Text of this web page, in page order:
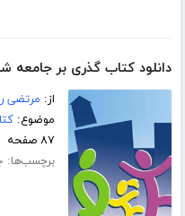
دانلود کتاب گذری بر
از: مرتضی
موضوع:
۸۷ صفحه
برچسب‌ها: